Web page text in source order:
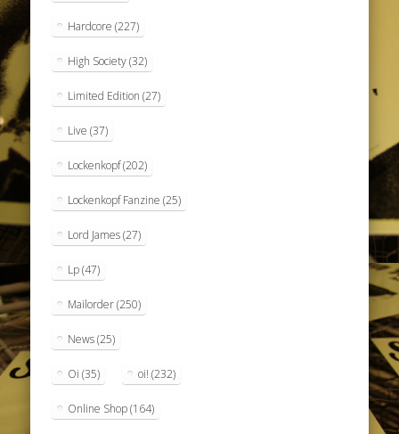
Hardcore (227)
High Society(32)
Limited Edition (27)
Live (37)
Lockenkopf(202)
Lockenkopf Fanzine (25)
Lord James(27)
Lp(47)
Mailorder(250)
News(25)
Oi (35) oi! (232)
Online Shop(164)